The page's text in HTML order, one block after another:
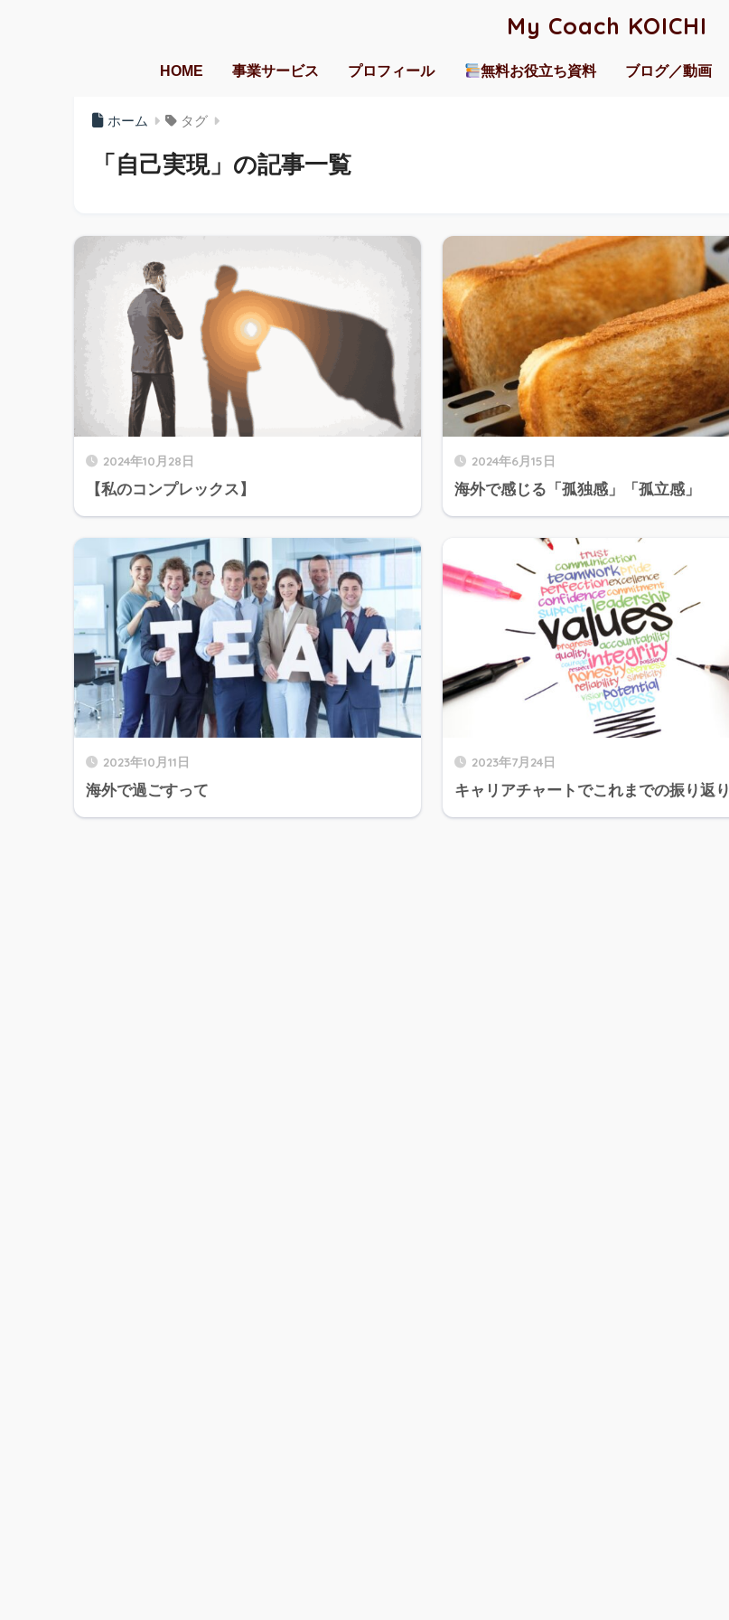
My Coach KOICHI
HOME 事業サービス プロフィール 無料お役立ち資料 ブログ／動画
ホーム タグ
「自己実現」の記事一覧
2024年10月28日
【私のコンプレックス】
2024年6月15日
海外で感じる「孤独感」「孤立感」
2023年10月11日
海外で過ごすって
2023年7月24日
キャリアチャートでこれまでの振り返り